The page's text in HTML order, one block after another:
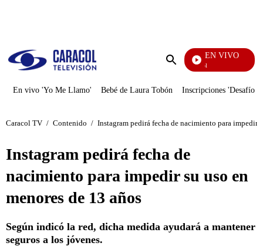
Enviar
EN VIVO
Noticias Caracol
En vivo 'Yo Me Llamo' Bebé de Laura Tobón Inscripciones 'Desafío'
Caracol TV / Contenido / Instagram pedirá fecha de nacimiento para impedir
Instagram pedirá fecha de
nacimiento para impedir su uso en
menores de 13 años
Según indicó la red, dicha medida ayudará a mantener
seguros a los jóvenes.